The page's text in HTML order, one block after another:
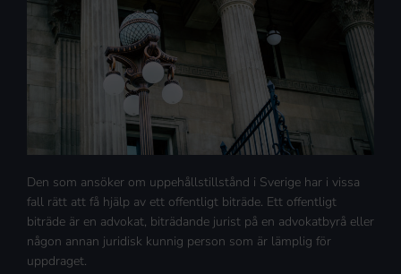
Den som ansöker om uppehållstillstånd i Sverige har i vissa
fall rätt att få hjälp av ett offentligt biträde. Ett offentligt
biträde är en advokat, biträdande jurist på en advokatbyrå eller
någon annan juridisk kunnig person som är lämplig för
uppdraget.